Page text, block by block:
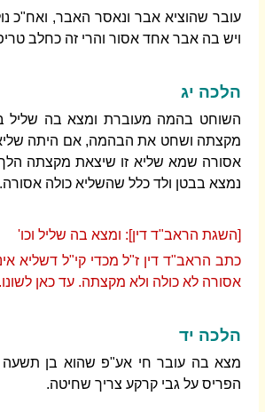
עובר שהוציא אבר ונאסר האבר, ואח"כ
ויש בה אבר אחד אסור והרי זה כחלב
הלכה יג
השוחט בהמה מעוברת ומצא בה שליל
מקצתה ושחט את הבהמה, אם היתה שליא
אסורה שמא שליא זו שיצאת מקצתה הלך
נמצא בבטן ולד כלל שהשליא כולה אסורה.
[השגת הראב"ד דין]: ומצא בה שליל וכו'
כתב הראב"ד דין ז"ל מכדי קי"ל דשליא
אסורה לא כולה ולא מקצתה. עד כאן לשונו.
הלכה יד
מצא בה עובר חי אע"פ שהוא בן תשעה
הפריס על גבי קרקע צריך שחיטה.